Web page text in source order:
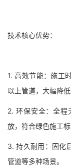
技术核心优势：
1. 高效节能：施工
以上管道，大幅降
2. 环保安全：全程
放，符合绿色施工
3. 持久耐用：固化
管道等多种场景。